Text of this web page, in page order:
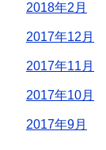
2018年2月
2017年12月
2017年11月
2017年10月
2017年9月